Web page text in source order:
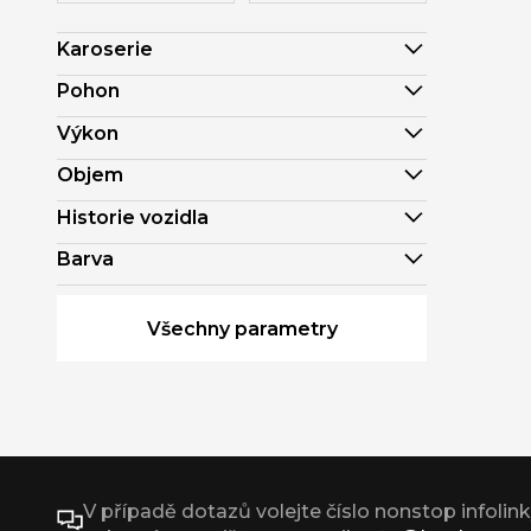
Karoserie
Pohon
Výkon
Objem
Historie vozidla
Barva
Všechny parametry
V případě dotazů volejte číslo nonstop